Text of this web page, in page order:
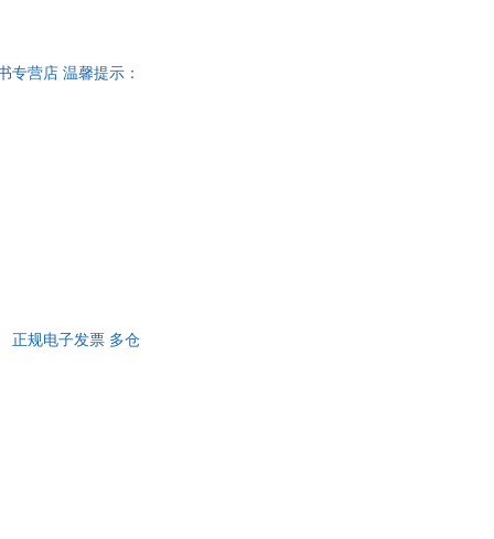
专营店 温馨提示：
正规电子发票 多仓